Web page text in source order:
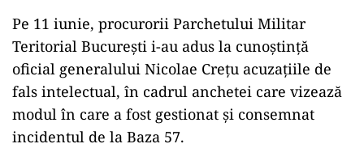
Pe 11 iunie, procurorii Parchetului Militar
Teritorial București i-au adus la cunoștință
oficial generalului Nicolae Crețu acuzațiile de
fals intelectual, în cadrul anchetei care vizează
modul în care a fost gestionat și consemnat
incidentul de la Baza 57.